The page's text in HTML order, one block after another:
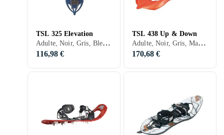
TSL 325 Elevation
Adulte, Noir, Gris, Bleu, Rouge, Rose
116,98 €
TSL 438 Up & Down
Adulte, Noir, Gris, Marron, Rouge, Orange
170,68 €